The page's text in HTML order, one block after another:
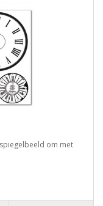
om met